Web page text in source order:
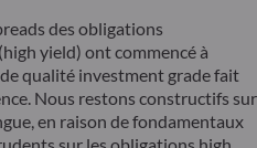
des obligations
yield) ont commencé à
qualité investment grade fait
Nous restons constructifs sur
en raison de fondamentaux